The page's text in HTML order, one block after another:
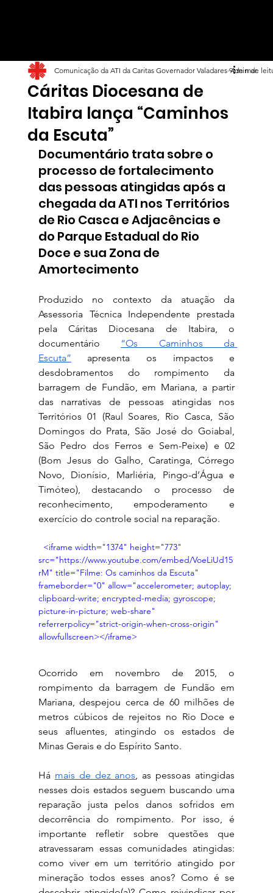
Cáritas Diocesana de
Itabira lança “Caminhos
da Escuta”
Comunicação da ATI da Caritas Governador Valadares 9 de mar.
4 min de
Documentário trata sobre o
processo de fortalecimento
das pessoas atingidas após a
chegada da ATI nos Territórios
de Rio Casca e Adjacências e
do Parque Estadual do Rio
Doce e sua Zona de
Amortecimento
Produzido no contexto da atuação da
Assessoria Técnica Independente prestada
pela Cáritas Diocesana de Itabira, o
documentário “Os Caminhos da
Escuta” apresenta os impactos e
desdobramentos do rompimento da
barragem de Fundão, em Mariana, a partir
das narrativas de pessoas atingidas nos
Territórios 01 (Raul Soares, Rio Casca, São
Domingos do Prata, São José do Goiabal,
São Pedro dos Ferros e Sem-Peixe) e 02
(Bom Jesus do Galho, Caratinga, Córrego
Novo, Dionísio, Marliéria, Pingo-d’Água e
Timóteo), destacando o processo de
reconhecimento, empoderamento e
exercício do controle social na reparação.
src="https://www.youtube.com/embed/VoeLiUd15
rM" title="Filme: Os caminhos da Escuta"
frameborder="0" allow="accelerometer; autoplay;
clipboard-write; encrypted-media; gyroscope;
picture-in-picture; web-share"
referrerpolicy="strict-origin-when-cross-origin"
allowfullscreen></iframe>
Ocorrido em novembro de 2015, o
rompimento da barragem de Fundão em
Mariana, despejou cerca de 60 milhões de
metros cúbicos de rejeitos no Rio Doce e
seus afluentes, atingindo os estados de
Minas Gerais e do Espírito Santo.
Há mais de dez anos, as pessoas atingidas
nesses dois estados seguem buscando uma
reparação justa pelos danos sofridos em
decorrência do rompimento. Por isso, é
importante refletir sobre questões que
atravessaram essas comunidades atingidas:
como viver em um território atingido por
mineração todos esses anos? Como é se